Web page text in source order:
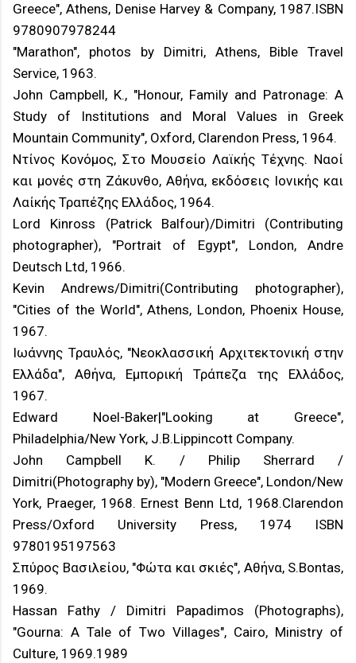
Greece", Athens, Denise Harvey & Company, 1987.ISBN
9780907978244
"Marathon", photos by Dimitri, Athens, Bible Travel
Service, 1963.
John Campbell, K., "Honour, Family and Patronage: A
Study of Institutions and Moral Values in Greek
Mountain Community", Oxford, Clarendon Press, 1964.
Ντίνος Κονόμος, Στο Μουσείο Λαϊκής Τέχνης. Ναοί
και μονές στη Ζάκυνθο, Αθήνα, εκδόσεις Ιονικής και
Λαίκής Τραπέζης Ελλάδος, 1964.
Lord Kinross (Patrick Balfour)/Dimitri (Contributing
photographer), "Portrait of Egypt", London, Andre
Deutsch Ltd, 1966.
Kevin Andrews/Dimitri(Contributing photographer),
"Cities of the World", Athens, London, Phoenix House,
1967.
Ιωάννης Τραυλός, "Νεοκλασσική Αρχιτεκτονική στην
Ελλάδα", Αθήνα, Εμπορική Τράπεζα της Ελλάδος,
1967.
Edward Noel-Baker|"Looking at Greece",
Philadelphia/New York, J.B.Lippincott Company.
John Campbell K. / Philip Sherrard /
Dimitri(Photography by), "Modern Greece", London/New
York, Praeger, 1968. Ernest Benn Ltd, 1968.Clarendon
Press/Oxford University Press, 1974 ISBN
9780195197563
Σπύρος Βασιλείου, "Φώτα και σκιές", Αθήνα, S.Bontas,
1969.
Hassan Fathy / Dimitri Papadimos (Photographs),
"Gourna: A Tale of Two Villages", Cairo, Ministry of
Culture, 1969.1989